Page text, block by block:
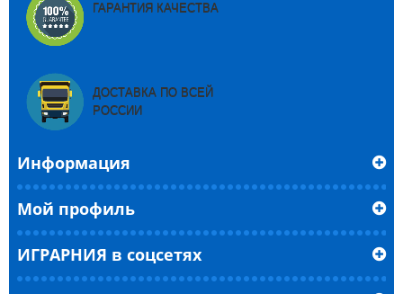
ГАРАНТИЯ КАЧЕСТВА
ДОСТАВКА ПО ВСЕЙ
РОССИИ
Информация
Мой профиль
ИГРАРНИЯ в соцсетях